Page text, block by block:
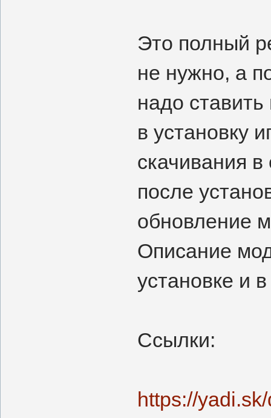
Это полный
не нужно, а
надо
в установку
скачивания
после
обновление
Описание
установке и
Ссылки:
https://